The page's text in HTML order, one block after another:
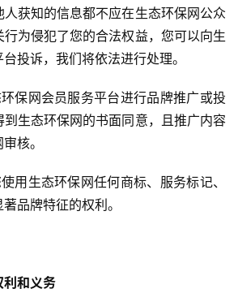
获知的信息都不应在生态环保网公众
为侵犯了您的合法权益，您可以向生
投诉，我们将依法进行处理。
保网会员服务平台进行品牌推广或投
生态环保网的书面同意，且推广内容
核。
用生态环保网任何商标、服务标记、
品牌特征的权利。
利和义务